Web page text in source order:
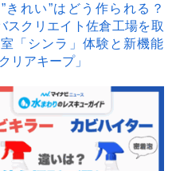
きれい”はどう作られる？
スクリエイト佐倉工場を取
「シンラ」体験と新機能
リアキープ」